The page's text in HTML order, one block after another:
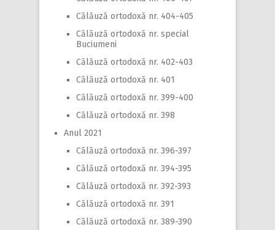
Călăuză ortodoxă nr. 404-405
Călăuză ortodoxă nr. special
Buciumeni
Călăuză ortodoxă nr. 402-403
Călăuză ortodoxă nr. 401
Călăuză ortodoxă nr. 399-400
Călăuză ortodoxă nr. 398
Anul 2021
Călăuză ortodoxă nr. 396-397
Călăuză ortodoxă nr. 394-395
Călăuză ortodoxă nr. 392-393
Călăuză ortodoxă nr. 391
Călăuză ortodoxă nr. 389-390